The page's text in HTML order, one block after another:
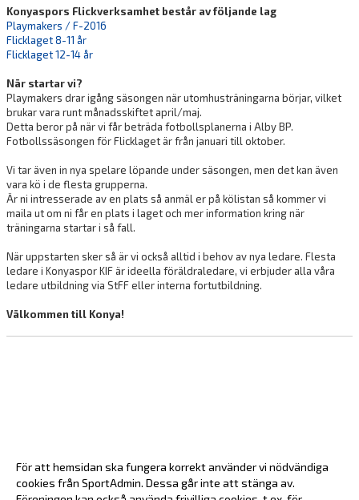
Konyaspors Flickverksamhet består av följande lag
Playmakers / F-2016
Flicklaget 8-11 år
Flicklaget 12-14 år
När startar vi?
Playmakers drar igång säsongen när utomhusträningarna börjar, vilket
brukar vara runt månadsskiftet april/maj.
Detta beror på när vi får beträda fotbollsplanerna i Alby BP.
Fotbollssäsongen för Flicklaget är från januari till oktober.
Vi tar även in nya spelare löpande under säsongen, men det kan även
vara kö i de flesta grupperna.
Är ni intresserade av en plats så anmäl er på kölistan så kommer vi
maila ut om ni får en plats i laget och mer information kring när
träningarna startar i så fall.
När uppstarten sker så är vi också alltid i behov av nya ledare. Flesta
ledare i Konyaspor KIF är ideella föräldraledare, vi erbjuder alla våra
ledare utbildning via StFF eller interna fortutbildning.
Välkommen till Konya!
För att hemsidan ska fungera korrekt använder vi nödvändiga
cookies från SportAdmin. Dessa går inte att stänga av.